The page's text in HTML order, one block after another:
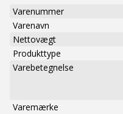
Varenummer
Varenavn
Nettovægt
Produkttype
Varebetegnelse
Varemærke